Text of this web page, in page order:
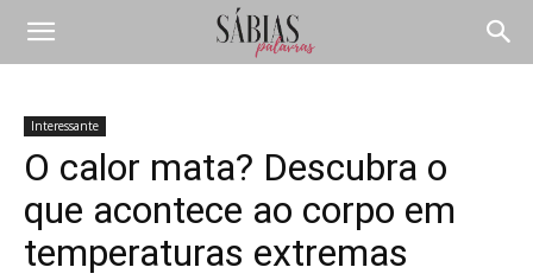
Interessante
O calor mata? Descubra o
que acontece ao corpo em
temperaturas extremas